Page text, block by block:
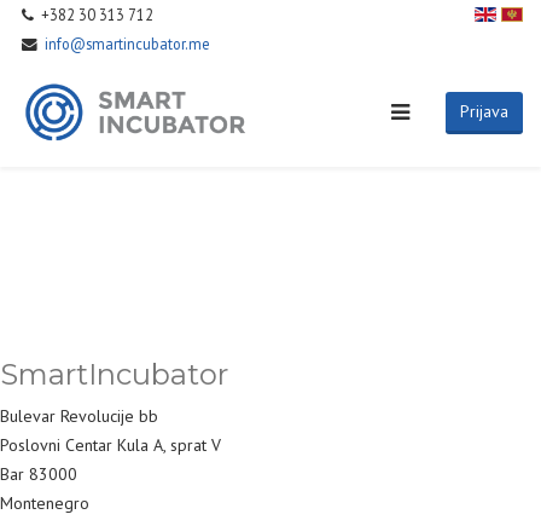
+382 30 313 712
info@smartincubator.me
Prijava
SmartIncubator
Bulevar Revolucije bb
Poslovni Centar Kula A, sprat V
Bar 83000
Montenegro